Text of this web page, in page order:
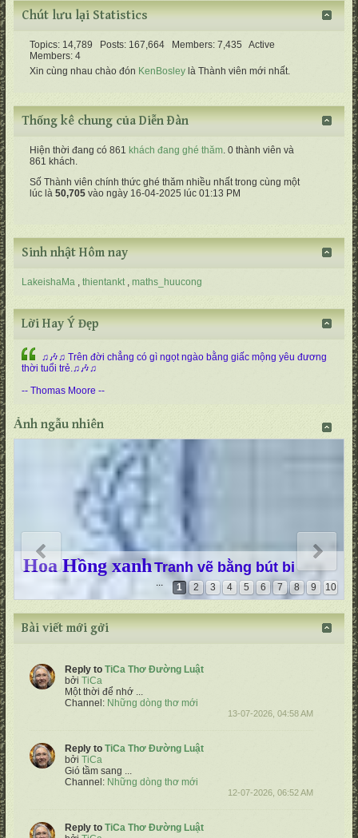
Chút lưu lại Statistics
Topics: 14,789 Posts: 167,664 Members: 7,435 Active
Members: 4
Xin cùng nhau chào đón KenBosley là Thành viên mới nhất.
Thống kê chung của Diễn Ðàn
Hiện thời đang có 861 khách đang ghé thăm. 0 thành viên và
861 khách.
Số Thành viên chính thức ghé thăm nhiều nhất trong cùng một
lúc là 50,705 vào ngày 16-04-2025 lúc 01:13 PM
Sinh nhật Hôm nay
LakeishaMa thientankt maths_huucong
Lời Hay Ý Đẹp
♫🎶♫ Trên đời chẳng có gì ngọt ngào bằng giấc mộng yêu đương
thời tuổi trẻ.♫🎶♫
-- Thomas Moore --
Ảnh ngẫu nhiên
Hoa Hồng xanh Tranh vẽ bằng bút bi
... 1 2 3 4 5 6 7 8 9 10
Bài viết mới gởi
Reply to TiCa Thơ Đường Luật
bởi TiCa
Một thời để nhớ ...
Channel: Những dòng thơ mới
13-07-2026, 04:58 AM
Reply to TiCa Thơ Đường Luật
bởi TiCa
Gió tầm sang ...
Channel: Những dòng thơ mới
12-07-2026, 06:52 AM
Reply to TiCa Thơ Đường Luật